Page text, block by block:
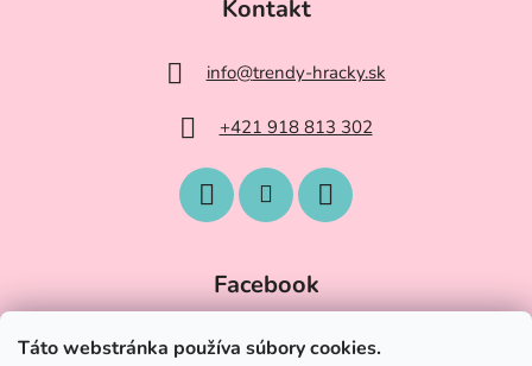
Táto webstránka používa súbory cookies.
Kontakt
info@trendy-hracky.sk
+421 918 813 302
Facebook